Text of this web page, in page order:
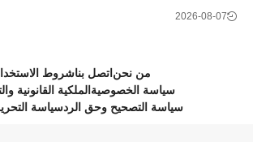
2026-08-07
من نحن اتصل بناشروط
سياسة الخصوصية الملكية القانونية
سياسة التصحيح وحق الردسياسة